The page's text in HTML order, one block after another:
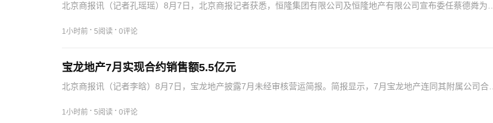
北京商报讯（记者孔瑶瑶）8月7日，北京商报记者获悉，恒隆集团有限公司及恒隆地产有限公司宣布委任蔡德粦为集
1小时前 · 5阅读 · 0评论
宝龙地产7月实现合约销售额5.5亿元
北京商报讯（记者李晗）8月7日，宝龙地产披露7月未经审核营运简报。简报显示，7月宝龙地产连同其附属公司合约
1小时前 · 5阅读 · 0评论